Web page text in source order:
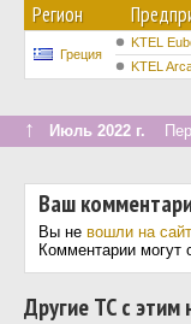
Регион
Греция
ΚΤΕL
KTEL
↑ Июль 2022 г.
Ваш
Вы не вошли на сайт
Комментарии могут
Другие ТС с